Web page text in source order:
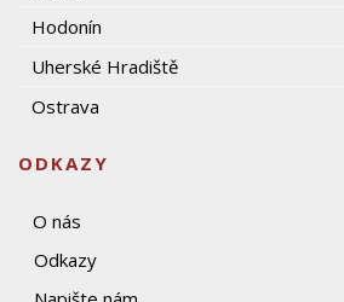
Hodonín
Uherské Hradiště
Ostrava
ODKAZY
O nás
Odkazy